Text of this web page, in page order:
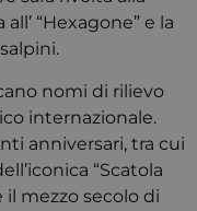
“Hexagone” e la
nomi di rilievo
internazionale.
anniversari, tra cui
“Scatola
il mezzo secolo di